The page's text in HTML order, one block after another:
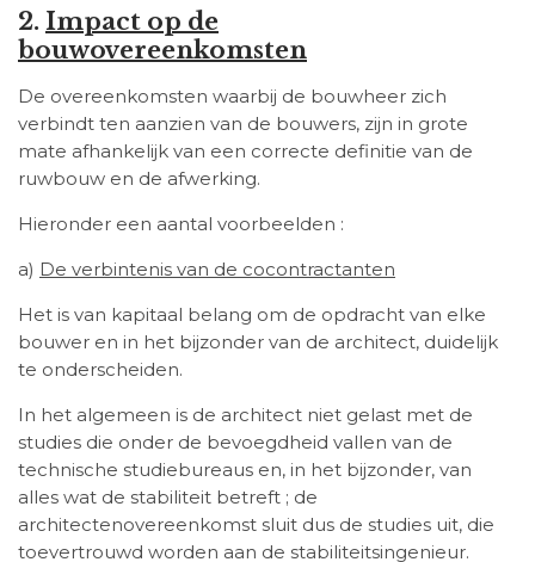
2. Impact op de
bouwovereenkomsten
De overeenkomsten waarbij de bouwheer zich
verbindt ten aanzien van de bouwers, zijn in grote
mate afhankelijk van een correcte definitie van de
ruwbouw en de afwerking.
Hieronder een aantal voorbeelden :
a) De verbintenis van de cocontractanten
Het is van kapitaal belang om de opdracht van elke
bouwer en in het bijzonder van de architect, duidelijk
te onderscheiden.
In het algemeen is de architect niet gelast met de
studies die onder de bevoegdheid vallen van de
technische studiebureaus en, in het bijzonder, van
alles wat de stabiliteit betreft ; de
architectenovereenkomst sluit dus de studies uit, die
toevertrouwd worden aan de stabiliteitsingenieur.